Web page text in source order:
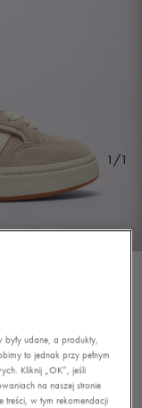
1/1
były udane, a produkty,
to jednak przy pełnym
Kliknij „OK”, jeśli
na naszej stronie
w tym rekomendacji